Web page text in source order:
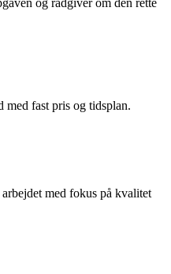
og rådgiver om den rette
fast pris og tidsplan.
med fokus på kvalitet